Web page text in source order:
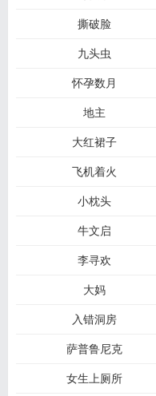
撕破脸
九头虫
怀孕数月
地主
大红裙子
飞机着火
小枕头
牛文启
李寻欢
大妈
入错洞房
萨普鲁尼克
女生上厕所